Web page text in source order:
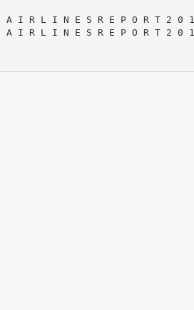
A I R L I N E S R E P O R T 2 0
A I R L I N E S R E P O R T 2 0